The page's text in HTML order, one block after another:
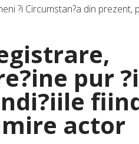
?i Circumstan?a din prezent,
pur
actor